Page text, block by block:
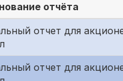
отчёта
отчет для
отчет для